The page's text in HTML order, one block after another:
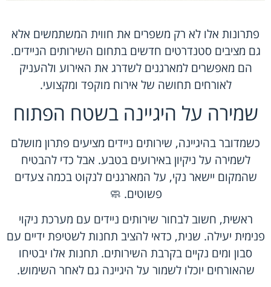
פתרונות אלו לא רק משפרים את חווית המשתמשים אלא
גם מציבים סטנדרטים חדשים בתחום השירותים הניידים.
הם מאפשרים למארגנים לשדרג את האירוע ולהעניק
לאורחים תחושה של אירוח מוקפד ומקצועי.
שמירה על היגיינה בשטח הפתוח
כשמדובר בהיגיינה, שירותים ניידים מציעים פתרון מושלם
לשמירה על ניקיון באירועים בטבע. אבל כדי להבטיח
שהמקום יישאר נקי, על המארגנים לנקוט בכמה צעדים
פשוטים. 🧼
ראשית, חשוב לבחור שירותים ניידים עם מערכת ניקוי
פנימית יעילה. שנית, כדאי להציב תחנות לשטיפת ידיים עם
סבון ומים נקיים בקרבת השירותים. תחנות אלו יבטיחו
שהאורחים יוכלו לשמור על היגיינה גם לאחר השימוש.